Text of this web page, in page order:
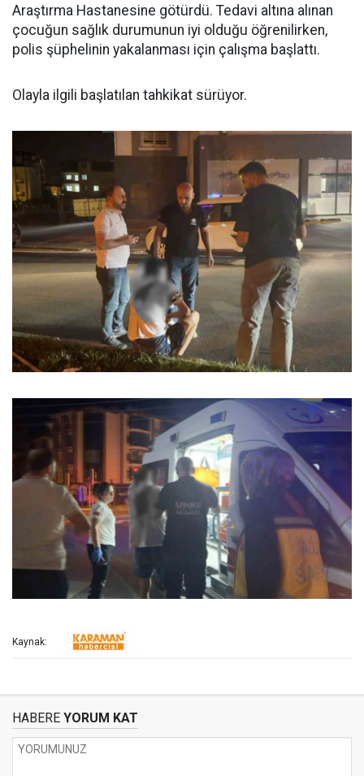
Araştırma Hastanesine götürdü. Tedavi altına alınan
çocuğun sağlık durumunun iyi olduğu öğrenilirken,
polis şüphelinin yakalanması için çalışma başlattı.
Olayla ilgili başlatılan tahkikat sürüyor.
Kaynak:
HABERE YORUM KAT